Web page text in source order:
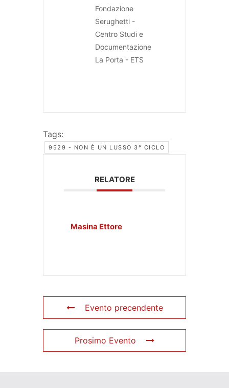
Fondazione
Serughetti -
Centro Studi e
Documentazione
La Porta - ETS
Tags:
9529 - NON È UN LUSSO 3° CICLO
RELATORE
Masina Ettore
Evento precendente
Prosimo Evento